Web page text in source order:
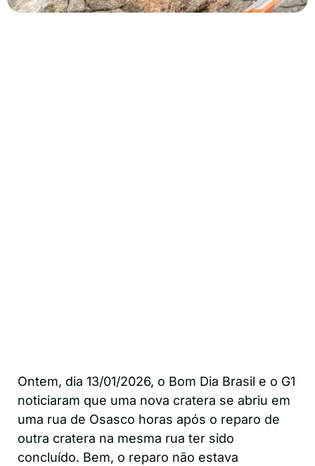
Ontem, dia 13/01/2026, o Bom Dia Brasil e o G1
noticiaram que uma nova cratera se abriu em
uma rua de Osasco horas após o reparo de
outra cratera na mesma rua ter sido
concluído. Bem, o reparo não estava